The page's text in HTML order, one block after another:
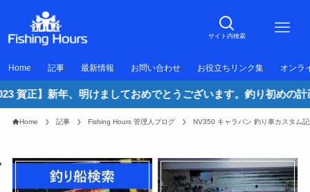
サイト内検索
Home 記事 最新情報 お問い合わせ お役立ちリンク集 オンラ
明けましておめでとうございます。釣り初めの計画はお済で
Home 記事 Fishing Hours 管理人ブログ NV350 キャラバン 釣り車カスタム